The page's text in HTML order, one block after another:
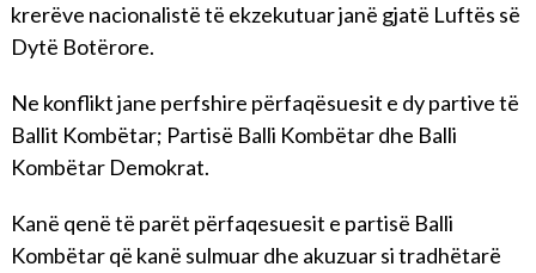
krerëve nacionalistë të ekzekutuar janë gjatë Luftës së
Dytë Botërore.
Ne konflikt jane perfshire përfaqësuesit e dy partive të
Ballit Kombëtar; Partisë Balli Kombëtar dhe Balli
Kombëtar Demokrat.
Kanë qenë të parët përfaqesuesit e partisë Balli
Kombëtar që kanë sulmuar dhe akuzuar si tradhëtarë